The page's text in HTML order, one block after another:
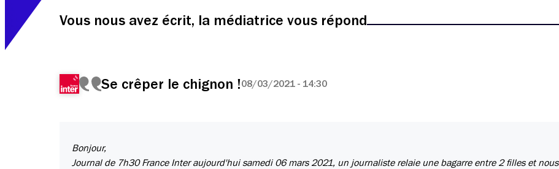
Vous nous avez écrit, la médiatrice vous répond
Se crêper le chignon !08/03/2021 - 14:30
Bonjour,
Journal de 7h30 France Inter aujourd'hui samedi 06 mars 2021, un journaliste relaie une bagarre entre 2 filles et nous